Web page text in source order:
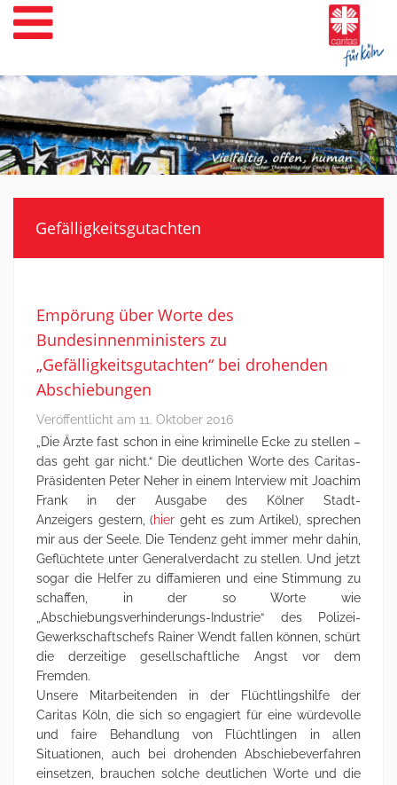
Weiter
zum
Inhalt
Gefälligkeitsgutachten
Empörung über Worte des
Bundesinnenministers zu
„Gefälligkeitsgutachten“ bei drohenden
Abschiebungen
Veröffentlicht am 11. Oktober 2016
„Die Ärzte fast schon in eine kriminelle Ecke zu stellen –
das geht gar nicht.“ Die deutlichen Worte des Caritas-
Präsidenten Peter Neher in einem Interview mit Joachim
Frank in der Ausgabe des Kölner Stadt-
Anzeigers gestern, (hier geht es zum Artikel), sprechen
mir aus der Seele. Die Tendenz geht immer mehr dahin,
Geflüchtete unter Generalverdacht zu stellen. Und jetzt
sogar die Helfer zu diffamieren und eine Stimmung zu
schaffen, in der so Worte wie
„Abschiebungsverhinderungs-Industrie“ des Polizei-
Gewerkschaftschefs Rainer Wendt fallen können, schürt
die derzeitige gesellschaftliche Angst vor dem
Fremden.
Unsere Mitarbeitenden in der Flüchtlingshilfe der
Caritas Köln, die sich so engagiert für eine würdevolle
und faire Behandlung von Flüchtlingen in allen
Situationen, auch bei drohenden Abschiebeverfahren
einsetzen, brauchen solche deutlichen Worte und die